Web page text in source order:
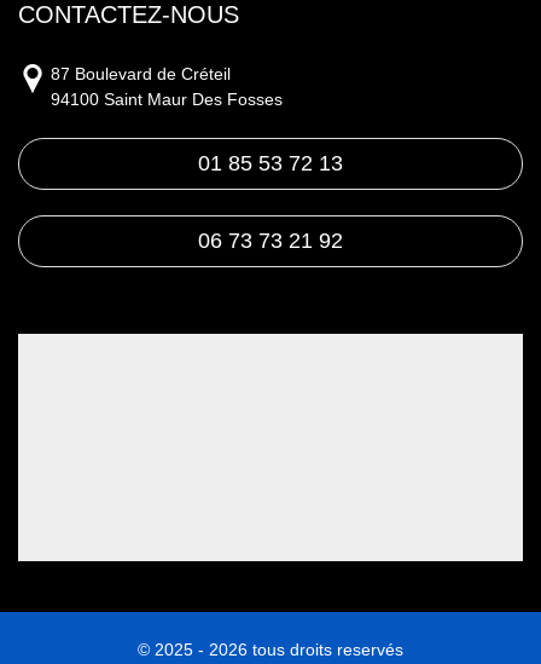
CONTACTEZ-NOUS
87 Boulevard de Créteil
94100 Saint Maur Des Fosses
01 85 53 72 13
06 73 73 21 92
© 2025 - 2026 tous droits reservés